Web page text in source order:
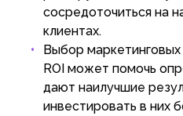
сосредоточиться на
клиентах.
Выбор
ROI может помочь
дают наилучшие
инвестировать в них